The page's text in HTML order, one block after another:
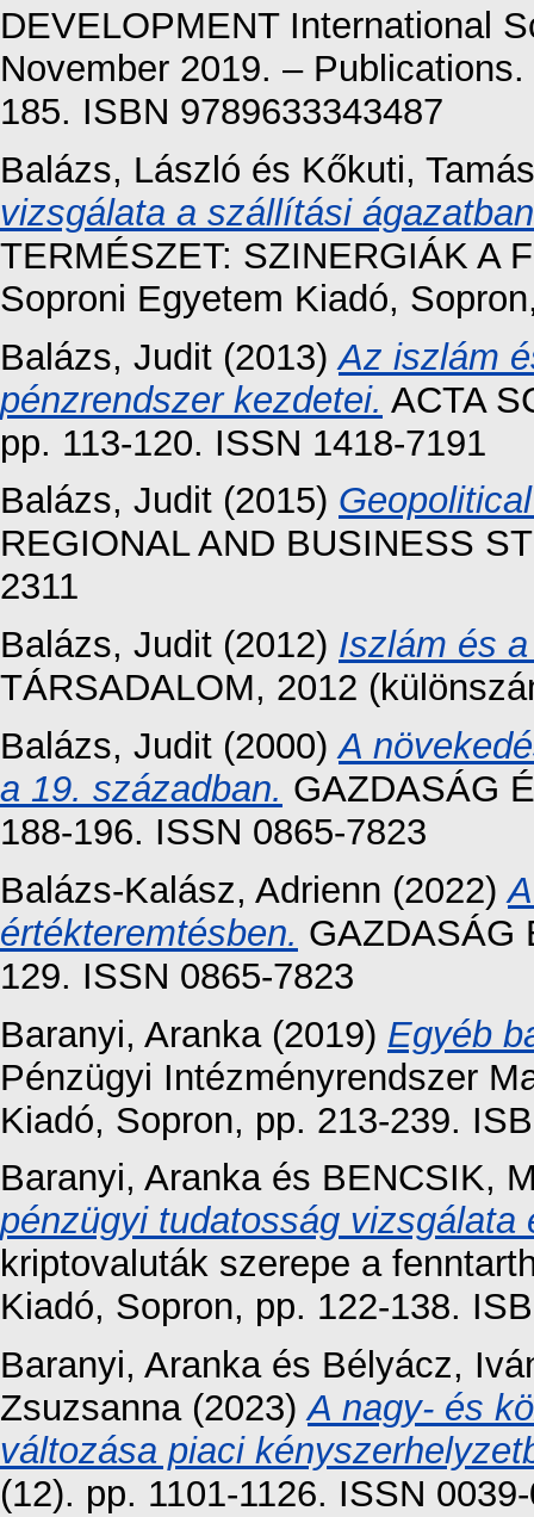
DEVELOPMENT International
November 2019. –
185. ISBN 9789633343487
Balázs, László és Kőkuti, Tamás
vizsgálata a szállítási
TERMÉSZET: SZINERGIÁK A
Soproni Egyetem Kiadó,
Balázs, Judit (2013)Az iszlám
pénzrendszer kezdetei. ACTA
pp. 113-120. ISSN 1418-7191
Balázs, Judit (2015)
REGIONAL AND BUSINESS
2311
Balázs, Judit (2012) Iszlám és
TÁRSADALOM, 2012
Balázs, Judit (2000)A
a 19. században. GAZDASÁG
188-196. ISSN 0865-7823
Balázs-Kalász, Adrienn (2022)
értékteremtésben. GAZDASÁG
129. ISSN 0865-7823
Baranyi, Aranka(2019) Egyéb
Pénzügyi Intézményrendszer
Kiadó, Sopron, pp. 213-239.
Baranyi, Arankaés BENCSIK,
pénzügyi tudatosság
kriptovaluták szerepe a
Kiadó, Sopron, pp. 122-138.
Baranyi, Arankaés Bélyácz,
Zsuzsanna(2023)A nagy- és
változása piaci
(12). pp. 1101-1126. ISSN